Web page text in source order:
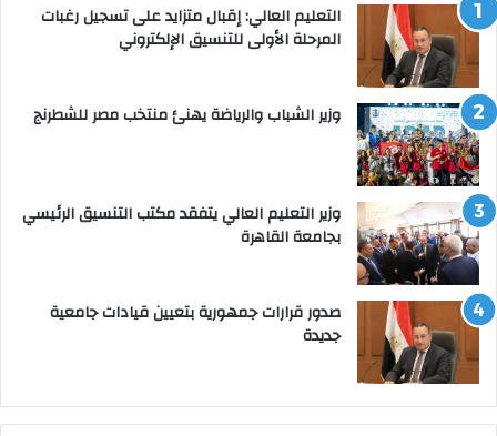
التعليم العالي: إقبال متزايد على تسجيل رغبات
المرحلة الأولى للتنسيق الإلكتروني
وزير الشباب والرياضة يهنئ منتخب مصر للشطرنج
وزير التعليم العالي يتفقد مكتب التنسيق الرئيسي
بجامعة القاهرة
صدور قرارات جمهورية بتعيين قيادات جامعية
جديدة